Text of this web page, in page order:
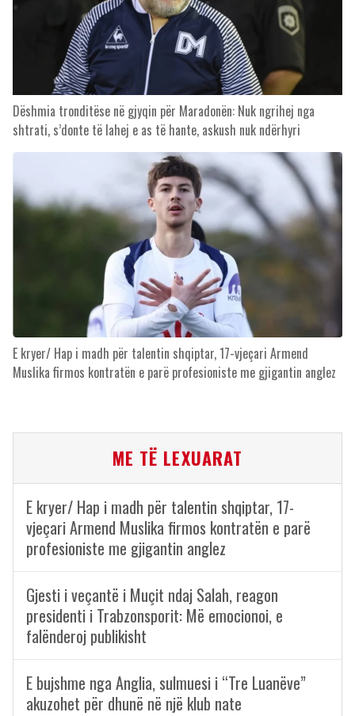
Dëshmia tronditëse në gjyqin për Maradonën: Nuk ngrihej nga
shtrati, s’donte të lahej e as të hante, askush nuk ndërhyri
E kryer/ Hap i madh për talentin shqiptar, 17-vjeçari Armend
Muslika firmos kontratën e parë profesioniste me gjigantin anglez
ME TË LEXUARAT
E kryer/ Hap i madh për talentin shqiptar, 17-
vjeçari Armend Muslika firmos kontratën e parë
profesioniste me gjigantin anglez
Gjesti i veçantë i Muçit ndaj Salah, reagon
presidenti i Trabzonsporit: Më emocionoi, e
falënderoj publikisht
E bujshme nga Anglia, sulmuesi i “Tre Luanëve”
akuzohet për dhunë në një klub nate